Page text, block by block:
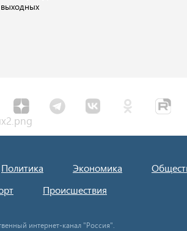
выходных
Политика Экономика
Происшествия
интернет-канал "Россия".